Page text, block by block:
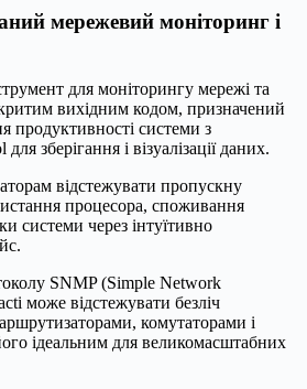
мережевий моніторинг і
для моніторингу мережі та
вихідним кодом, призначений
продуктивності системи з
зберігання і візуалізації даних.
відстежувати пропускну
процесора, споживання
системи через інтуїтивно
SNMP (Simple Network
може відстежувати безліч
комутаторами і
ідеальним для великомасштабних